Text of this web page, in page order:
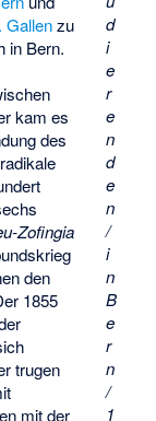
d
i
e
r
e
n
d
e
n
/
i
n
B
e
r
n
/
1
Gallenzu
in Bern.
kam es
des
Zofingia
den
1855
trugen
mit der